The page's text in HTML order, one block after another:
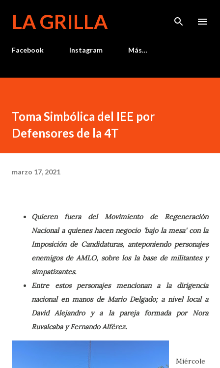
LA GRILLA
Facebook Instagram Más…
Toma Simbólica del IEE por
Defensores de la 4T
marzo 17, 2021
Quieren fuera del Movimiento de Regeneración
Nacional a quienes hacen negocio 'bajo la mesa' con la
Imposición de Candidaturas, anteponiendo personajes
enemigos de AMLO, sobre los la base de militantes y
simpatizantes.
Entre estos personajes mencionan a la dirigencia
nacional en manos de Mario Delgado; a nivel local a
David Alejandro y a la pareja formada por Nora
Ruvalcaba y Fernando Alférez.
Miércole